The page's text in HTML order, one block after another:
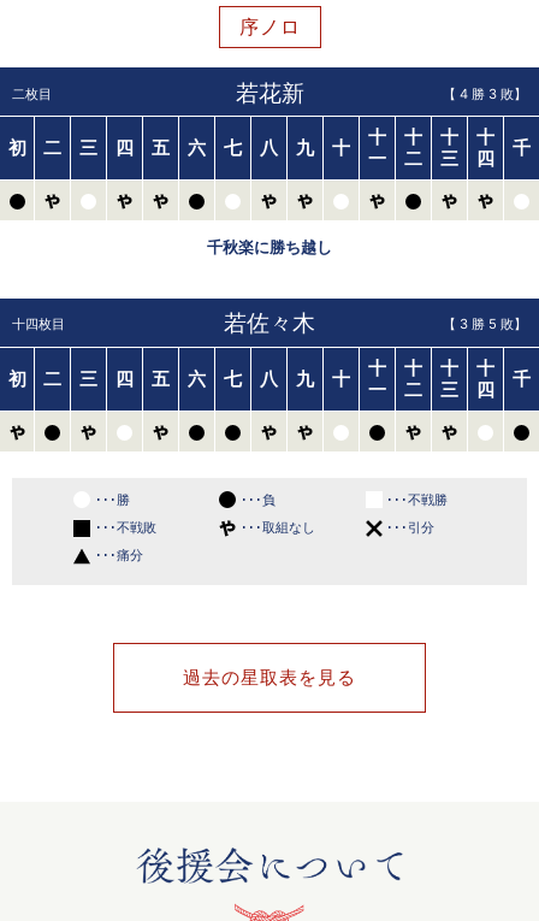
序ノロ
若花新
二枚目 【4 勝 3 敗】
初 二 三 四 五 六 七 八 九 十
十
一
十
二
十
三
十
四
千
千秋楽に勝ち越し
若佐々木
十四枚目 【 3 勝 5 敗】
初 二 三 四 五 六 七 八 九 十
十
一
十
二
十
三
十
四
千
･･･勝 ･･･負
･･･不戦勝
･･･不戦敗
･･･取組なし
･･･引分
･･･痛分
過去の星取表を見る